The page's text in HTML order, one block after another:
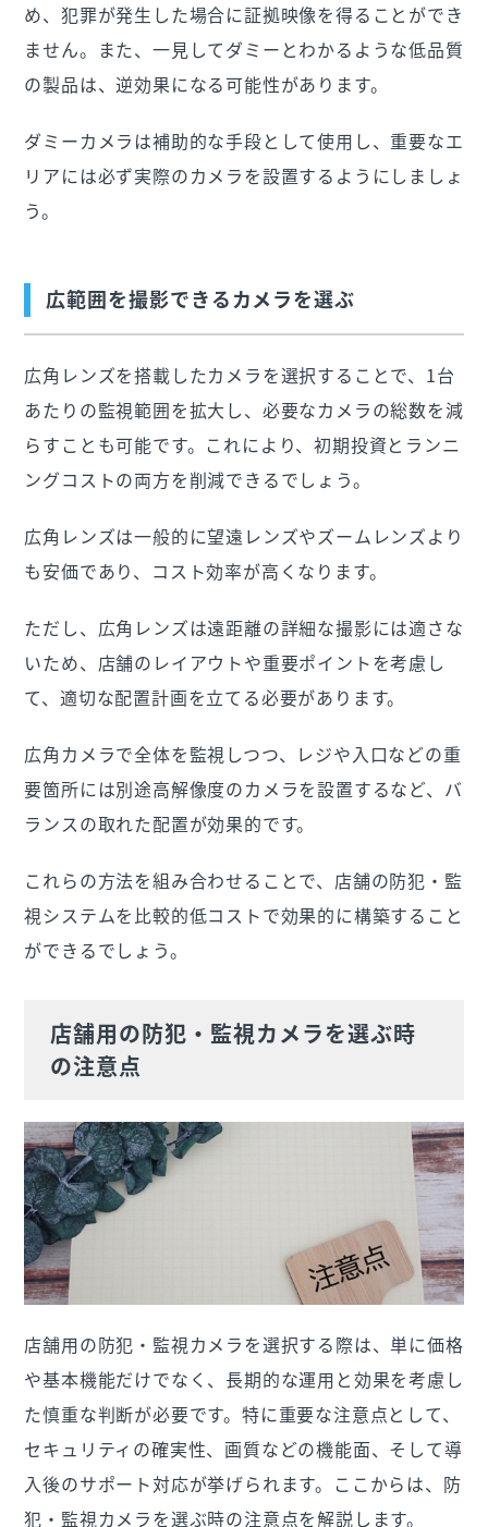
め、犯罪が発生した場合に証拠映像を得ることができ
ません。また、一見してダミーとわかるような低品質
の製品は、逆効果になる可能性があります。
ダミーカメラは補助的な手段として使用し、重要なエ
リアには必ず実際のカメラを設置するようにしましょ
う。
広範囲を撮影できるカメラを選ぶ
広角レンズを搭載したカメラを選択することで、1台
あたりの監視範囲を拡大し、必要なカメラの総数を減
らすことも可能です。これにより、初期投資とランニ
ングコストの両方を削減できるでしょう。
広角レンズは一般的に望遠レンズやズームレンズより
も安価であり、コスト効率が高くなります。
ただし、広角レンズは遠距離の詳細な撮影には適さな
いため、店舗のレイアウトや重要ポイントを考慮し
て、適切な配置計画を立てる必要があります。
広角カメラで全体を監視しつつ、レジや入口などの重
要箇所には別途高解像度のカメラを設置するなど、バ
ランスの取れた配置が効果的です。
これらの方法を組み合わせることで、店舗の防犯・監
視システムを比較的低コストで効果的に構築すること
ができるでしょう。
店舗用の防犯・監視カメラを選ぶ時
の注意点
店舗用の防犯・監視カメラを選択する際は、単に価格
や基本機能だけでなく、長期的な運用と効果を考慮し
た慎重な判断が必要です。特に重要な注意点として、
セキュリティの確実性、画質などの機能面、そして導
入後のサポート対応が挙げられます。ここからは、防
犯・監視カメラを選ぶ時の注意点を解説します。